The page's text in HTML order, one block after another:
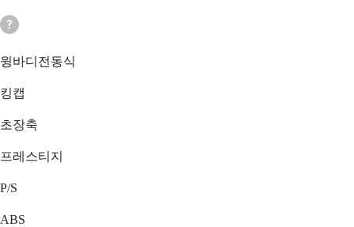
윙바디전동식
킹캡
초장축
프레스티지
P/S
ABS